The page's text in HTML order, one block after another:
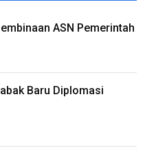
ASN Pemerintah
Baru Diplomasi